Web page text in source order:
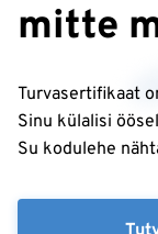
mitte
Turvasertifikaat
Sinu külalisi
Su kodulehe